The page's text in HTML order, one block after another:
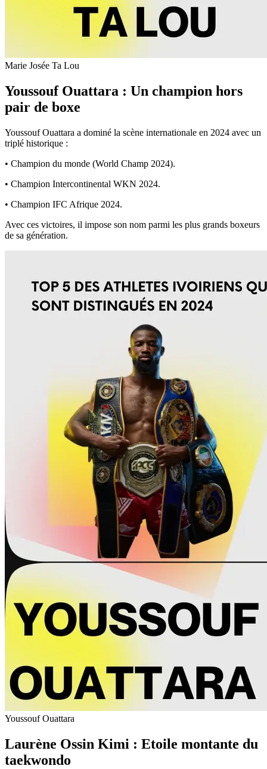
Marie Josée Ta Lou
Youssouf Ouattara : Un champion hors
pair de boxe
Youssouf Ouattara a dominé la scène internationale en 2024 avec un
triplé historique :
• Champion du monde (World Champ 2024).
• Champion Intercontinental WKN 2024.
• Champion IFC Afrique 2024.
Avec ces victoires, il impose son nom parmi les plus grands boxeurs
de sa génération.
Youssouf Ouattara
Laurène Ossin Kimi : Etoile montante du
taekwondo